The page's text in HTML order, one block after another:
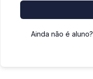
Ainda não é aluno?